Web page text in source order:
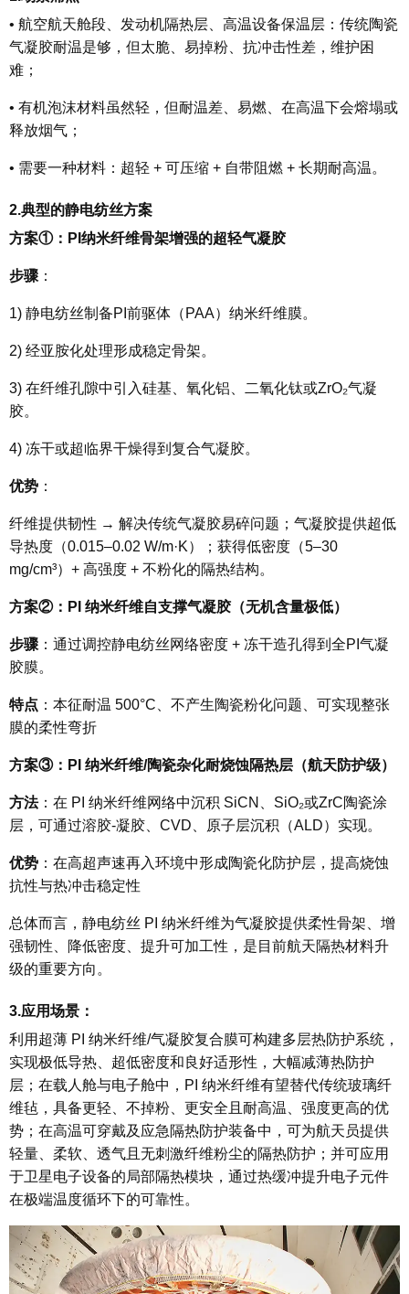
• 航空航天舱段、发动机隔热层、高温设备保温层：传统陶瓷
气凝胶耐温是够，但太脆、易掉粉、 抗冲击性差，维护困
难；
• 有机泡沫材料虽然轻，但耐温差、易燃、在高温下会熔塌或
释放烟气 ；
• 需要一种材料： 超轻 + 可压缩 + 自带阻燃 + 长期耐高温。
2.典型的静电纺丝方案
方案①：PI纳米纤维骨架增强的超轻气凝胶
步骤：
1) 静电纺丝制备PI前驱体（PAA）纳米纤维膜。
2) 经亚胺化处理形成稳定骨架。
3) 在纤维孔隙中引入硅基、氧化铝、二氧化钛或ZrO₂气凝
胶。
4) 冻干或超临界干燥得到复合气凝胶。
优势 ：
纤维提供韧性 → 解决传统气凝胶易碎问题；气凝胶提供超低
导热度（0.015–0.02 W/m·K）；获得低密度（5–30
mg/cm³）+ 高强度 + 不粉化的隔热结构。
方案②：PI 纳米纤维自支撑气凝胶（无机含量极低）
步骤：通过调控静电纺丝网络密度 + 冻干造孔得到全PI气凝
胶膜。
特点 ：本征耐温 500°C、不产生陶瓷粉化问题、可实现整张
膜的柔性弯折
方案③：PI 纳米纤维/陶瓷杂化耐烧蚀隔热层（航天防护级）
方法：在 PI 纳米纤维网络中沉积 SiCN、SiO₂或ZrC陶瓷涂
层，可通过溶胶-凝胶、CVD、原子层沉积（ALD）实现。
优势 ：在高超声速再入环境中形成陶瓷化防护层，提高烧蚀
抗性与热冲击稳定性
总体而言，静电纺丝 PI 纳米纤维为气凝胶提供柔性骨架、增
强韧性、降低密度、提升可加工性 ，是目前航天隔热材料升
级的重要方向。
3.应用场景：
利用超薄 PI 纳米纤维/气凝胶复合膜可构建多层热防护系统，
实现极低导热、超低密度和良好适形性，大幅减薄热防护
层；在载人舱与电子舱中，PI 纳米纤维有望替代传统玻璃纤
维毡，具备更轻、不掉粉、更安全且耐高温、强度更高的优
势；在高温可穿戴及应急隔热防护装备中，可为航天员提供
轻量、柔软、透气且无刺激纤维粉尘的隔热防护；并可应用
于卫星电子设备的局部隔热模块，通过热缓冲提升电子元件
在极端温度循环下的可靠性。